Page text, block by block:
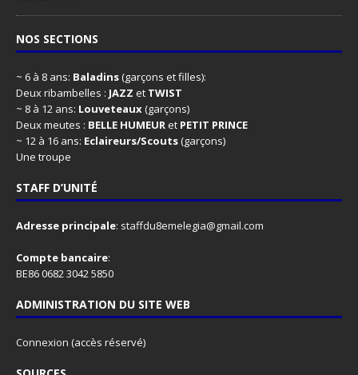
NOS SECTIONS
~ 6 à 8 ans: Baladins(garçons et filles):
Deux ribambelles : JAZZ et TWIST
~ 8 à 12 ans: Louveteaux(garçons)
Deux meutes : BELLE HUMEURet PETIT PRINCE
~ 12 à 16 ans: Eclaireurs/Scouts(garçons)
Une troupe
STAFF D’UNITÉ
Adresse principale: staffdu8emelegia@gmail.com
Compte bancaire:
BE86 0682 3042 5850
ADMINISTRATION DU SITE WEB
Connexion (accès réservé)